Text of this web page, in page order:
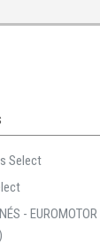
Select
-